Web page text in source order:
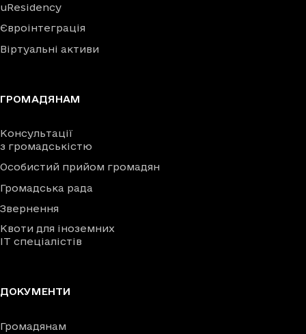
uResidency
Євроінтеграція
Віртуальні активи
ГРОМАДЯНАМ
Консультації
з громадськістю
Особистий прийом громадян
Громадська рада
Звернення
Квоти для іноземних
IT спеціалістів
ДОКУМЕНТИ
Громадянам